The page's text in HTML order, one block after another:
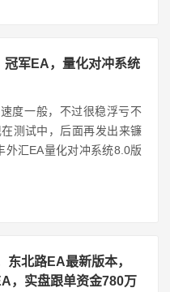
军EA，量化对冲系统
度一般，不过很稳浮亏不
测试中，后面再发出来镰
外汇EA量化对冲系统8.0版
北路EA最新版本，
，实盘跟单资金780万